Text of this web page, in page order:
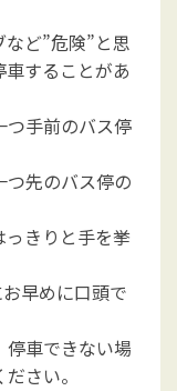
ど”危険”と思
することがあ
つ手前のバス停
つ先のバス停の
っきりと手を挙
早めに口頭で
停車できない場
さい。